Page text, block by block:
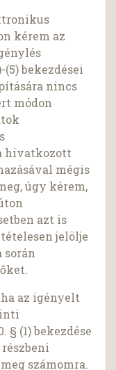
kérem az
bekezdései
nincs
módon
hivatkozott
mégis
úgy kérem,
azt is
jelölje
során
ha az igényelt
(1) bekezdése
számomra.